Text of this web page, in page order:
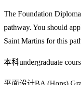
The Foundation
pathway. You should
Saint Martins for this
本科undergraduate